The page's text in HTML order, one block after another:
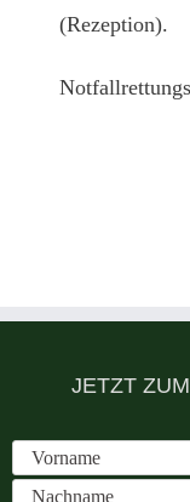
(Rezeption).
JETZT